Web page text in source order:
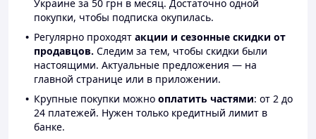
Украине за 50 грн в месяц. Достаточно одной
покупки, чтобы подписка окупилась.
Регулярно проходят акции и сезонные скидки от
продавцов. Следим за тем, чтобы скидки были
настоящими. Актуальные предложения — на
главной странице или в приложении.
Крупные покупки можно оплатить частями: от 2 до
24 платежей. Нужен только кредитный лимит в
банке.